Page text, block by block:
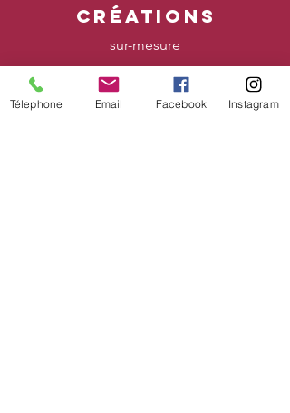
CRéATIONS
sur-mesure
boutique en ligne
Télephone Email Facebook Instagram